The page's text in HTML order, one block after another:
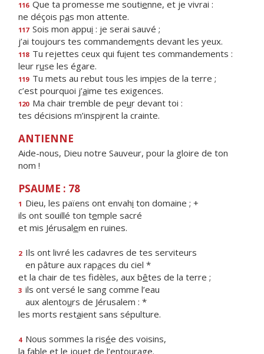
116 Que ta promesse me soutienne, et je vivrai :
ne déçois pas mon attente.
117 Sois mon appui : je serai sauvé ;
j’ai toujours tes commandements devant les yeux.
118 Tu rejettes ceux qui fuient tes commandements :
leur ruse les égare.
119 Tu mets au rebut tous les impies de la terre ;
c’est pourquoi j’aime tes exigences.
120 Ma chair tremble de peur devant toi :
tes décisions m’inspirent la crainte.
ANTIENNE
Aide-nous, Dieu notre Sauveur, pour la gloire de ton
nom !
PSAUME : 78
1 Dieu, les païens ont envahi ton domaine ; +
ils ont souillé ton temple sacré
et mis Jérusalem en ruines.
2 Ils ont livré les cadavres de tes serviteurs
en pâture aux rapaces du ciel *
et la chair de tes fidèles, aux bêtes de la terre ;
3 ils ont versé le sang comme l’eau
aux alentours de Jérusalem : *
les morts restaient sans sépulture.
4 Nous sommes la risée des voisins,
la fable et le jouet de l’entourage.